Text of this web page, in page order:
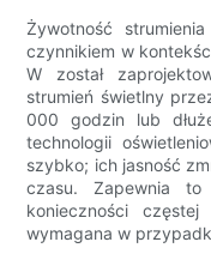
Żywotność
czynnikiem w
W został
strumień świetlny
000 godzin lub
technologii
szybko; ich jasność
czasu. Zapewnia
konieczności
wymagana w